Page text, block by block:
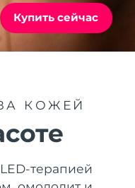
Купить сейчас
КОЖЕЙ
терапией
мужчин
дата доставки
8/14/26
дата доставки
8/11/26
дата доставки
дата доставки